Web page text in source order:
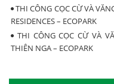
THI CÔNG CỌC CỪ VÀ
RESIDENCES – ECOPARK
THI CÔNG CỌC CỪ VÀ
THIÊN NGA – ECOPARK